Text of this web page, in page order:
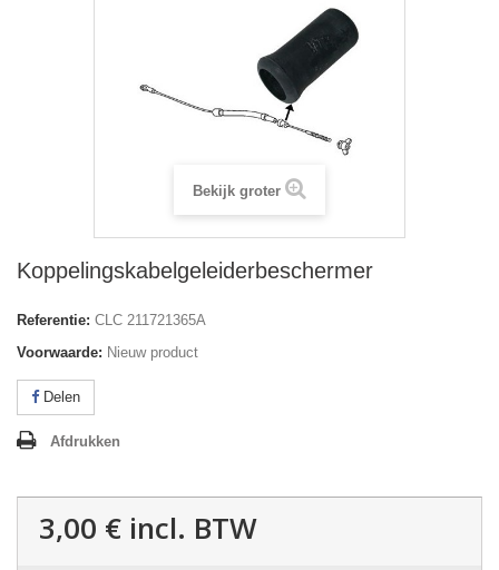
Bekijk groter
Koppelingskabelgeleiderbeschermer
Referentie: CLC 211721365A
Voorwaarde: Nieuw product
Delen
Afdrukken
3,00 € incl. BTW